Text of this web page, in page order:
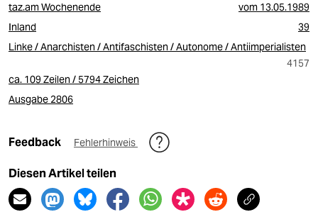
taz.am Wochenende vom 13.05.1989
Inland
39
Linke / Anarchisten / Antifaschisten / Autonome / Antiimperialisten
4157
ca. 109 Zeilen / 5794 Zeichen
Ausgabe 2806
Feedback Fehlerhinweis
Diesen Artikel teilen